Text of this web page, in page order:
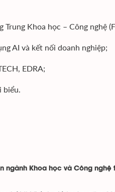
Khoa học – Công nghệ
AI và kết nối doanh nghiệp;
EDRA;
biểu.
ngành Khoa học và Công nghệ